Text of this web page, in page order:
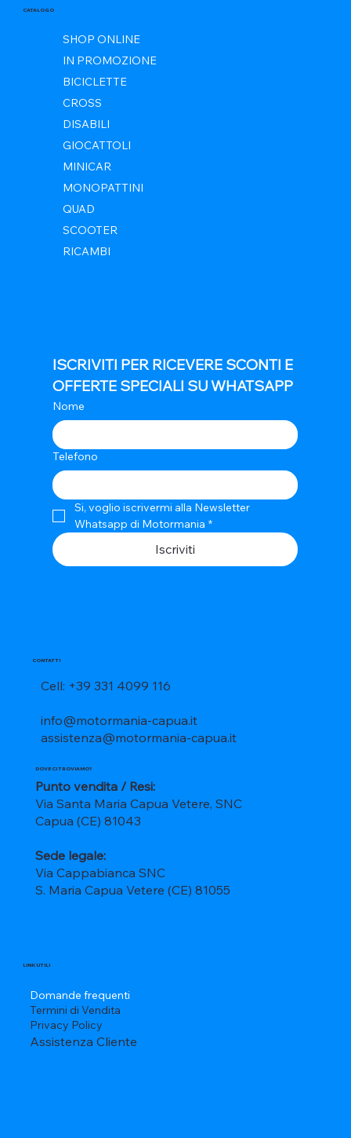
CATALOGO
SHOP ONLINE
IN PROMOZIONE
BICICLETTE
CROSS
DISABILI
GIOCATTOLI
MINICAR
MONOPATTINI
QUAD
SCOOTER
RICAMBI
CONTATTI
Cell: +39 331 4099 116
info@motormania-capua.it
assistenza@motormania-capua.it
DOVE CI TROVIAMO?
Punto vendita / Resi:
Via Santa Maria Capua Vetere, SNC
Capua (CE) 81043
Sede legale:
Via Cappabianca SNC
S. Maria Capua Vetere (CE) 81055
LINK UTILI
Domande frequenti
Termini di Vendita
Privacy Policy
Assistenza Cliente
ISCRIVITI PER RICEVERE SCONTI E
OFFERTE SPECIALI SU WHATSAPP
Nome
Telefono
Si, voglio iscrivermi alla Newsletter
Whatsapp di Motormania *
Iscriviti